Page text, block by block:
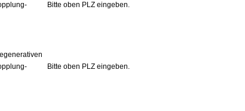
Bitte oben PLZ eingeben.
Bitte oben PLZ eingeben.